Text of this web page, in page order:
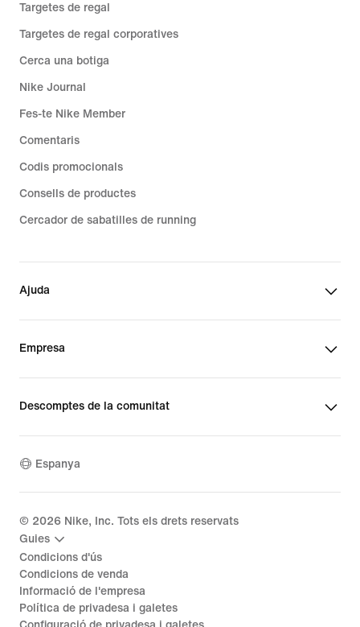
Targetes de regal
Targetes de regal corporatives
Cerca una botiga
Nike Journal
Fes-te Nike Member
Comentaris
Codis promocionals
Consells de productes
Cercador de sabatilles de running
Ajuda
Empresa
Descomptes de la comunitat
Espanya
© 2026 Nike, Inc. Tots els drets reservats
Guies
Condicions d'ús
Condicions de venda
Informació de l'empresa
Política de privadesa i galetes